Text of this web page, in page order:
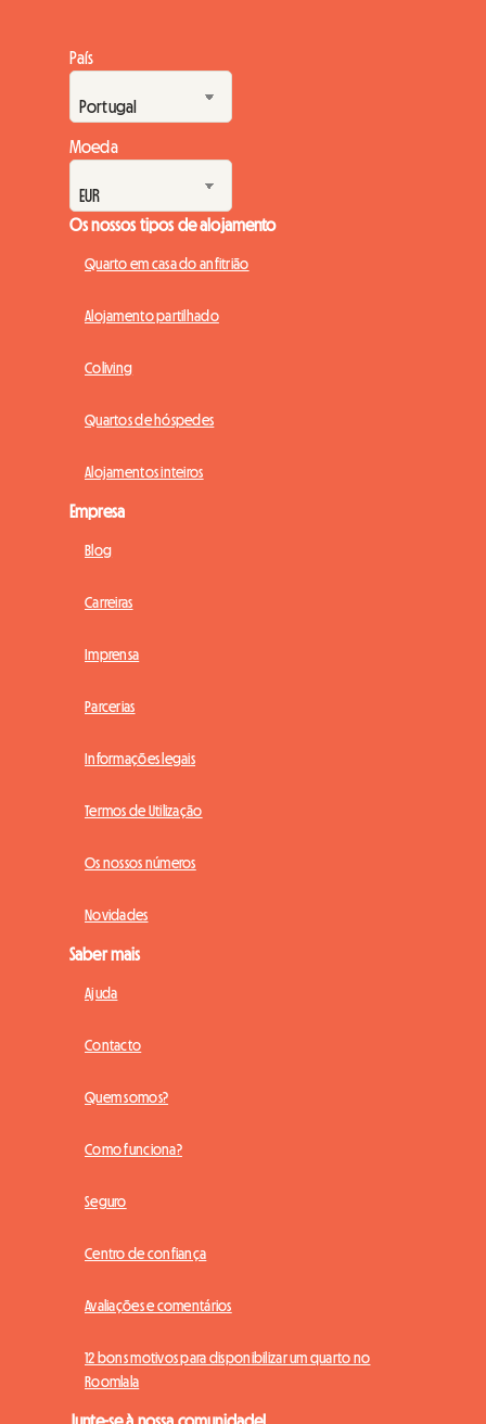
País
Moeda
Os nossos tipos de alojamento
Quarto em casa do anfitrião
Alojamento partilhado
Coliving
Quartos de hóspedes
Alojamentos inteiros
Empresa
Blog
Carreiras
Imprensa
Parcerias
Informações legais
Termos de Utilização
Os nossos números
Novidades
Saber mais
Ajuda
Contacto
Quem somos?
Como funciona?
Seguro
Centro de confiança
Avaliações e comentários
12 bons motivos para disponibilizar um quarto no
Roomlala